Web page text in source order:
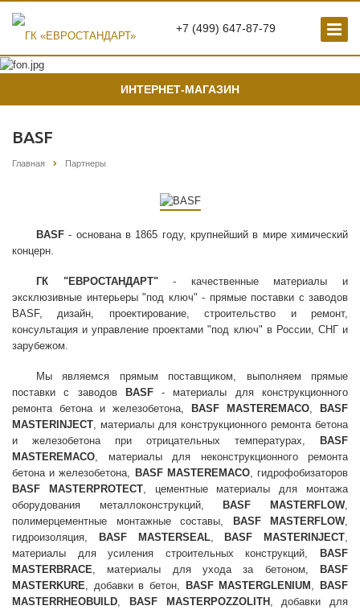
+7 (499) 647-87-79
ИНТЕРНЕТ-МАГАЗИН
BASF
Главная Партнеры
BASF - основана в 1865 году, крупнейший в мире химический
концерн.
ГК "ЕВРОСТАНДАРТ"- качественные материалы и
эксклюзивные интерьеры "под ключ" - прямые поставки с заводов
BASF, дизайн, проектирование, строительство и ремонт,
консультация и управление проектами "под ключ" в России, СНГ и
зарубежом.
Мы являемся прямым поставщиком, выполняем прямые
поставки с заводов BASF- материалы для конструкционного
ремонта бетона и железобетона, BASF MASTEREMACO
BASF
MASTERINJECT , материалы для конструкционного ремонта бетона
и железобетона при отрицательных температурах, BASF
MASTEREMACO , материалы для неконструкционного ремонта
бетона и железобетона, BASF MASTEREMACO, гидрофобизаторов
BASF MASTERPROTECT, цементные материалы для монтажа
оборудования металлоконструкций,BASF MASTERFLOW,
полимерцементные монтажные составы, BASF MASTERFLOW,
гидроизоляция, BASF MASTERSEAL,BASF MASTERINJECT
материалы для усиления строительных конструкций, BASF
MASTERBRACE , материалы для ухода за бетоном, BASF
MASTERKURE , добавки в бетон, BASF MASTERGLENIUM ,BASF
MASTERRHEOBUILD
BASF MASTERPOZZOLITH, добавки для